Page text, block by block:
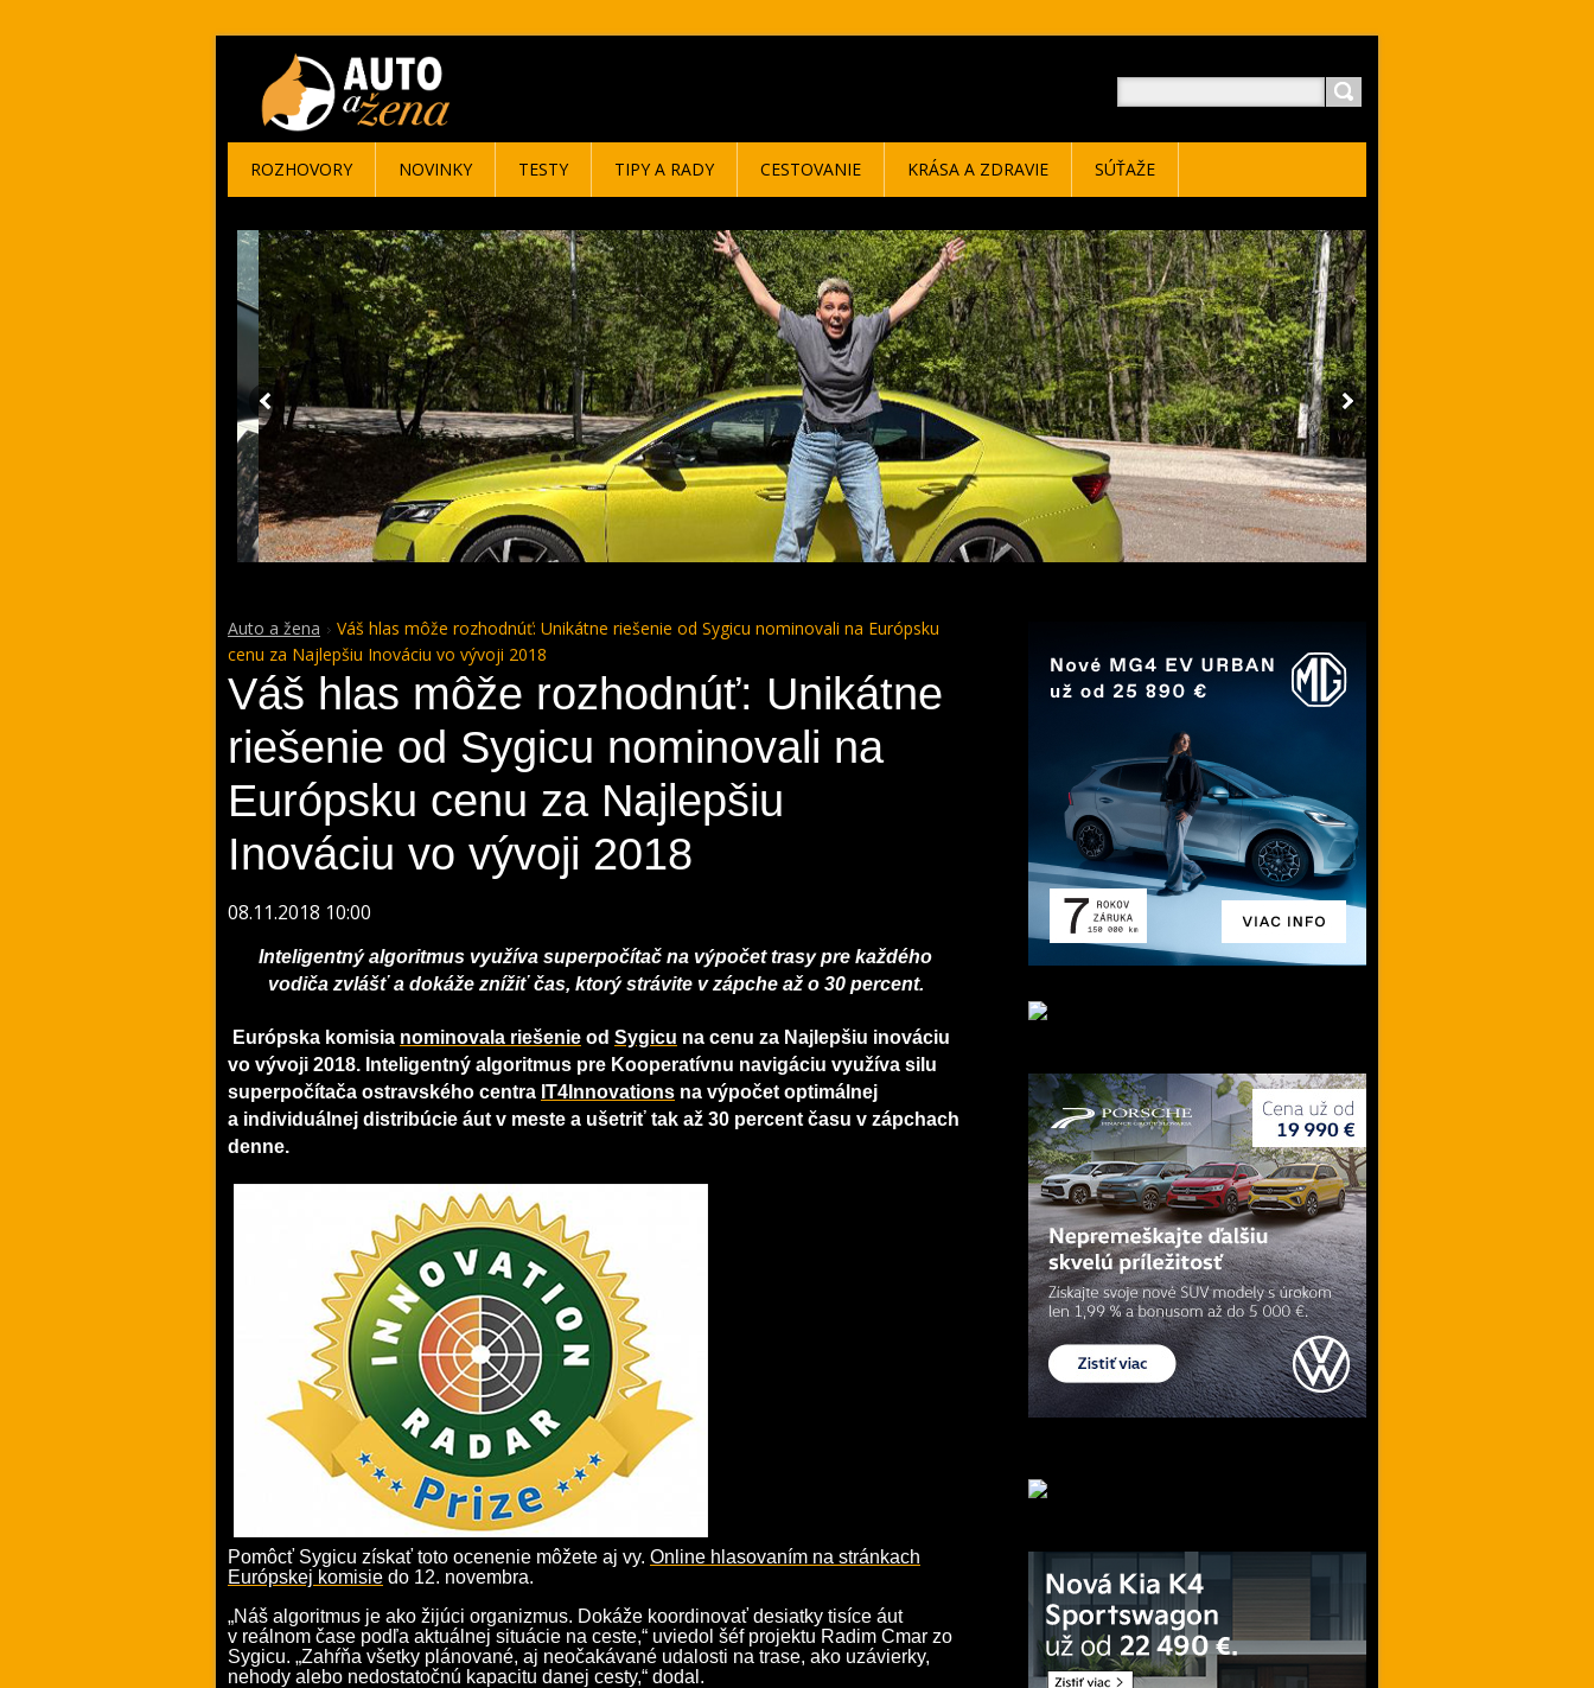
Auto a žena
Váš hlas môže rozhodnúť: Unikátne riešenie od Sygicu nominovali na Európsku
cenu za Najlepšiu Inováciu vo vývoji 2018
Váš hlas môže rozhodnúť: Unikátne
riešenie od Sygicu nominovali na
Európsku cenu za Najlepšiu
Inováciu vo vývoji 2018
08.11.2018 10:00
Inteligentný algoritmus využíva superpočítač na výpočet trasy pre každého
vodiča zvlášť a dokáže znížiť čas, ktorý strávite v zápche až o 30 percent.
Európska komisia nominovala riešenie od Sygicu na cenu za Najlepšiu inováciu
vo vývoji 2018. Inteligentný algoritmus pre Kooperatívnu navigáciu využíva silu
superpočítača ostravského centra IT4Innovations na výpočet optimálnej
a individuálnej distribúcie áut v meste a ušetriť tak až 30 percent času v zápchach
denne.
Pomôcť Sygicu získať toto ocenenie môžete aj vy. Online hlasovaním na stránkach
Európskej komisie do 12. novembra.
„Náš algoritmus je ako žijúci organizmus. Dokáže koordinovať desiatky tisíce áut
v reálnom čase podľa aktuálnej situácie na ceste,“ uviedol šéf projektu Radim Cmar zo
Sygicu. „Zahŕňa všetky plánované, aj neočakávané udalosti na trase, ako uzávierky,
nehody alebo nedostatočnú kapacitu danej cesty,“ dodal.
ROZHOVORY NOVINKY TESTY TIPY A RADY CESTOVANIE KRÁSA A ZDRAVIE SÚŤAŽE